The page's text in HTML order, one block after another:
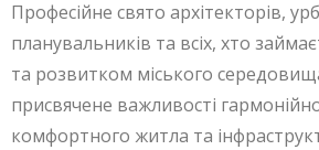
Професійне свято архітекторів,
планувальників та всіх, хто
та розвитком міського
присвячене важливості
комфортного житла та